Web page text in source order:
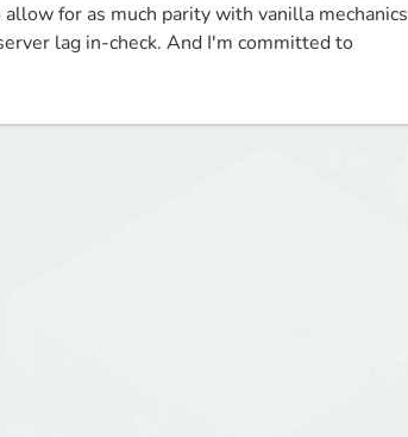
for as much parity with vanilla mechanics
lag in-check. And I'm committed to